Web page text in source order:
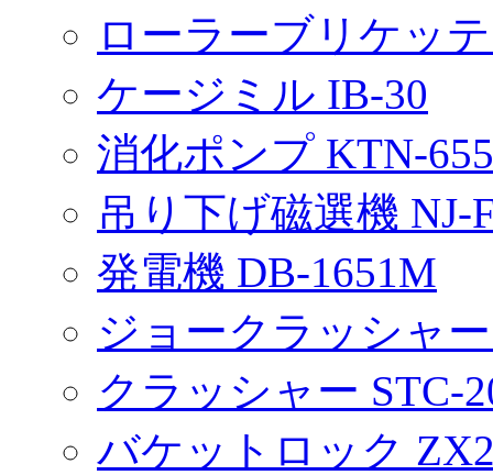
ローラーブリケッ
ケージミル IB-30
消化ポンプ KTN-655
吊り下げ磁選機 NJ-
発電機 DB-1651M
ジョークラッシャ
クラッシャー STC-
バケットロック